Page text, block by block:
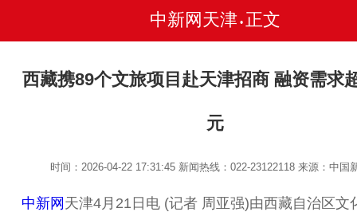
中新网天津 • 正文
西藏携89个文旅项目赴天津招商 融资需求
元
时间：2026-04-22 17:31:45 新闻热线：022-23122118来源：中国
中新网 天津4月21日电 (记者 周亚强)由西藏自治区文